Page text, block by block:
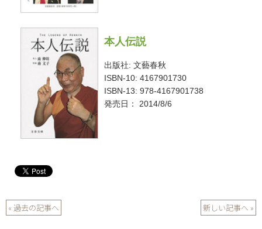
本人伝説
出版社: 文藝春秋
ISBN-10: 4167901730
ISBN-13: 978-4167901738
発売日： 2014/8/6
新しい記事へ »
« 過去の記事へ